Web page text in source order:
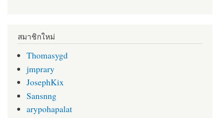
สมาชิกใหม่
Thomasygd
jmprary
JosephKix
Sansnng
arypohapalat